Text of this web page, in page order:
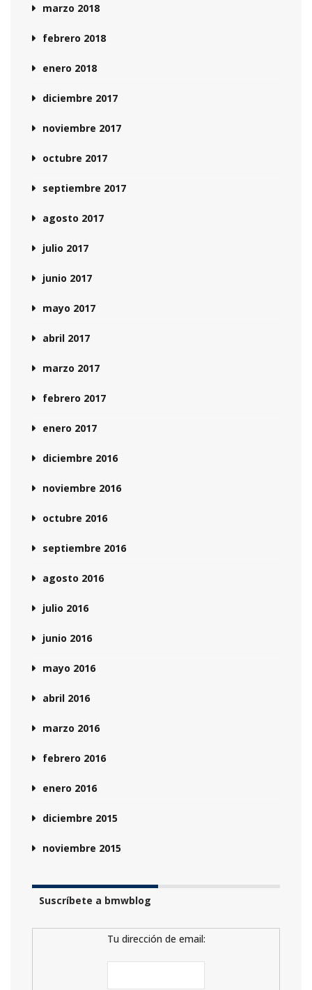
marzo 2018
febrero 2018
enero 2018
diciembre 2017
noviembre 2017
octubre 2017
septiembre 2017
agosto 2017
julio 2017
junio 2017
mayo 2017
abril 2017
marzo 2017
febrero 2017
enero 2017
diciembre 2016
noviembre 2016
octubre 2016
septiembre 2016
agosto 2016
julio 2016
junio 2016
mayo 2016
abril 2016
marzo 2016
febrero 2016
enero 2016
diciembre 2015
noviembre 2015
Suscríbete a bmwblog
Tu dirección de email: